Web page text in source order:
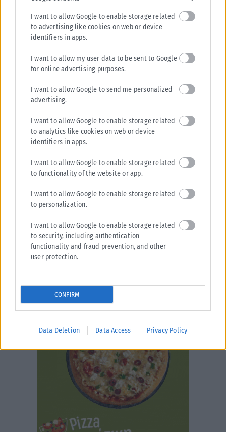
I want to allow Google to enable storage related
to advertising like cookies on web or device
identifiers in apps.
I want to allow my user data to be sent to Google
for online advertising purposes.
I want to allow Google to send me personalized
advertising.
I want to allow Google to enable storage related
to analytics like cookies on web or device
identifiers in apps.
I want to allow Google to enable storage related
to functionality of the website or app.
I want to allow Google to enable storage related
to personalization.
I want to allow Google to enable storage related
to security, including authentication
functionality and fraud prevention, and other
user protection.
CONFIRM
Data Deletion Data Access Privacy Policy
Στενά του Ορμούζ: Το Ιράν σκληραίνει τη στάση του – Ζητά
Νέα εμπλοκή προκαλεί στις προσπάθειες για την επαναλειτουργία των
Στενών του Ορμούζ η σκληρή γραμμή που υιοθετεί η Τεχεράνη, καθώς...
ΑΝΑΡΤΉΘΗΚΕ ΑΠΌΔΉΜΗΤΡΑ ΚΑΤΡΑΜΆΔΟΥ 08/08/2026